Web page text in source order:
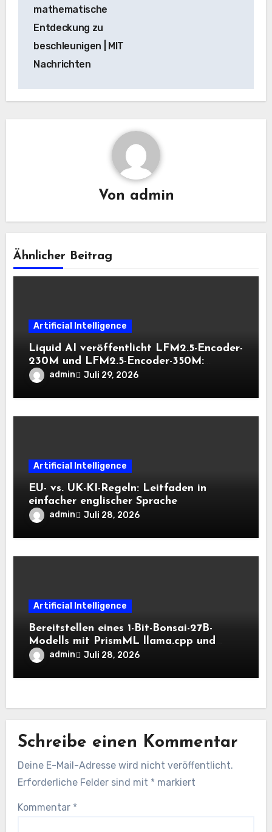
mathematische
Entdeckung zu
beschleunigen | MIT
Nachrichten
Von admin
Ähnlicher Beitrag
Artificial Intelligence
Liquid AI veröffentlicht LFM2.5-Encoder-
230M und LFM2.5-Encoder-350M:
Bidirektionale Encoder, die bei 8K-
admin Juli 29, 2026
Artificial Intelligence
EU- vs. UK-KI-Regeln: Leitfaden in
einfacher englischer Sprache
admin Juli 28, 2026
Artificial Intelligence
Bereitstellen eines 1-Bit-Bonsai-27B-
Modells mit PrismML llama.cpp und
OpenAI-kompatiblen lokalen Inferenz-
admin Juli 28, 2026
Schreibe einen Kommentar
Deine E-Mail-Adresse wird nicht veröffentlicht.
Erforderliche Felder sind mit * markiert
Kommentar *